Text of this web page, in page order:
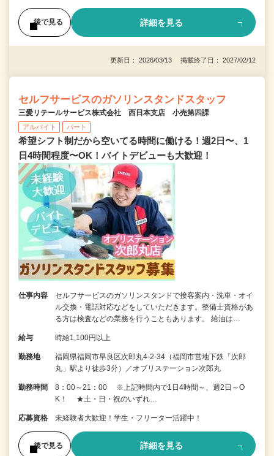
後で見る 詳細を見る
更新日： 2026/03/13 掲載終了日： 2027/02/12
セルフサービスのガソリンスタンドスタッフ
三愛リテールサービス株式会社 西日本支店 小売第四課
アルバイト パート
希望シフト制だから空いてる時間に働ける！週2日〜、1
日4時間程度〜OK！バイトデビューも大歓迎！
仕事内容
セルフサービスのガソリンスタンドで接客案内・洗車・オイ
ル交換・電話対応などをしていただきます。整備士資格があ
る方は検査などの業務を行うこともあります。 給油は…
給与 時給1,100円以上
勤務地
福岡県福岡市早良区次郎丸4-2-34（福岡市営地下鉄「次郎
丸」駅より徒歩3分）／オブリステーション次郎丸
勤務時間
8：00～21：00 ※上記時間内で1日4時間～、週2日～O
K！ ★土・日・祝のいずれ…
応募資格 未経験者大歓迎！学生・フリーター活躍中！
後で見る 詳細を見る